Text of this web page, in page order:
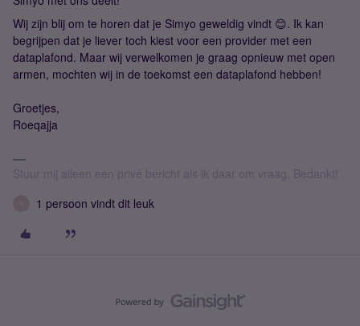
Wij zijn blij om te horen dat je Simyo geweldig vindt 😊. Ik kan
begrijpen dat je liever toch kiest voor een provider met een
dataplafond. Maar wij verwelkomen je graag opnieuw met open
armen, mochten wij in de toekomst een dataplafond hebben!
Groetjes,
Roeqajja
Stuur mij alleen een privé bericht als ik daar om vraag. Bedankt!
1 persoon vindt dit leuk